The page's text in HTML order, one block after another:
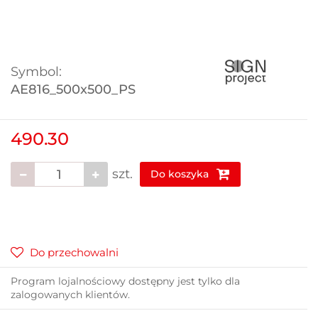
Symbol:
AE816_500x500_PS
490.30
szt. Do koszyka
Do przechowalni
Program lojalnościowy dostępny jest tylko dla
zalogowanych klientów.